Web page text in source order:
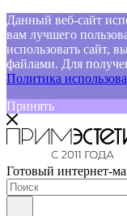
Данный веб-сайт
вам лучшего
использовать сайт,
файлами. Для
Политика
Принять
Готовый интернет-